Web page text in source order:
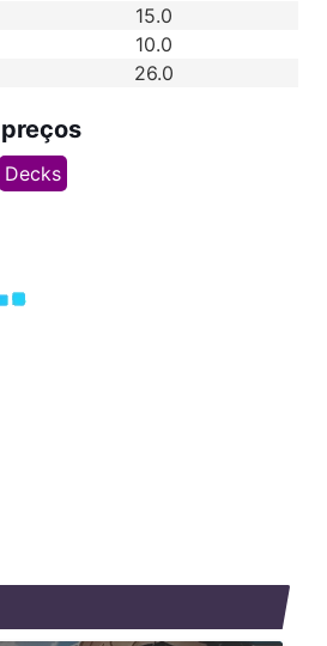
15.0
10.0
26.0
Decks